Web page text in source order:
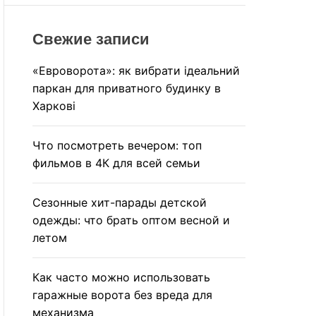
R
r
h
Свежие записи
«Евроворота»: як вибрати ідеальний
паркан для приватного будинку в
Харкові
Что посмотреть вечером: топ
фильмов в 4К для всей семьи
Сезонные хит-парады детской
одежды: что брать оптом весной и
летом
Как часто можно использовать
гаражные ворота без вреда для
механизма